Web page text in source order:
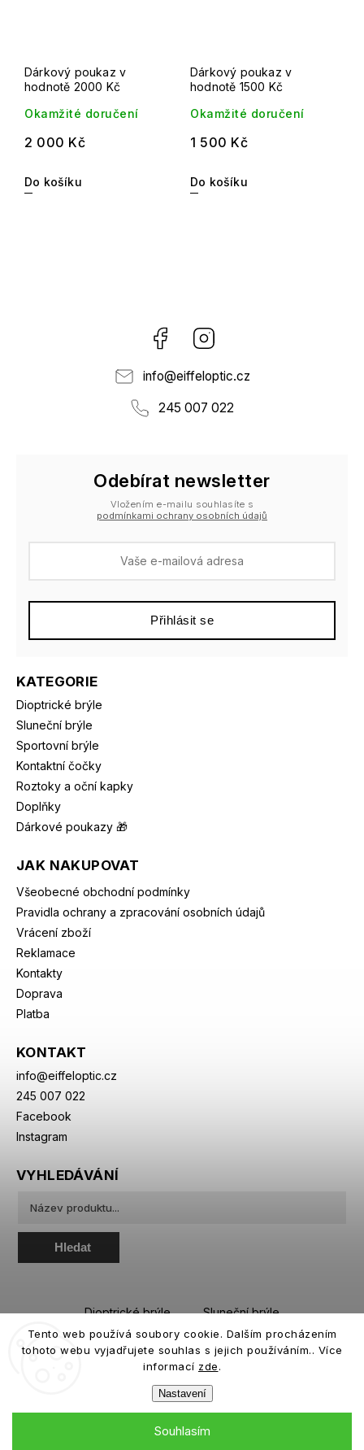
Tento web používá soubory cookie. Dalším procházením
tohoto webu vyjadřujete souhlas s jejich používáním.. Více
informací zde.
Nastavení
Souhlasím
Dárkový poukaz v
hodnotě 2000 Kč
Okamžité doručení
2 000 Kč
Do košíku
Dárkový poukaz v
hodnotě 1500 Kč
Okamžité doručení
1 500 Kč
Do košíku
Facebook
info@eiffeloptic.cz
245 007 022
KATEGORIE
Dioptrické brýle
Sluneční brýle
Sportovní brýle
Kontaktní čočky
Roztoky a oční kapky
Doplňky
Dárkové poukazy 🎁
JAK NAKUPOVAT
Všeobecné obchodní podmínky
Pravidla ochrany a zpracování osobních údajů
Vrácení zboží
Reklamace
Kontakty
Doprava
Platba
KONTAKT
info@eiffeloptic.cz
245 007 022
Facebook
Instagram
Odebírat newsletter
Vložením e-mailu souhlasíte s
podmínkami ochrany osobních údajů
Přihlásit se
VYHLEDÁVÁNÍ
Hledat
Dioptrické brýle
Sluneční brýle
Sportovní brýle
Kontaktní čočky
Roztoky a oční kapky